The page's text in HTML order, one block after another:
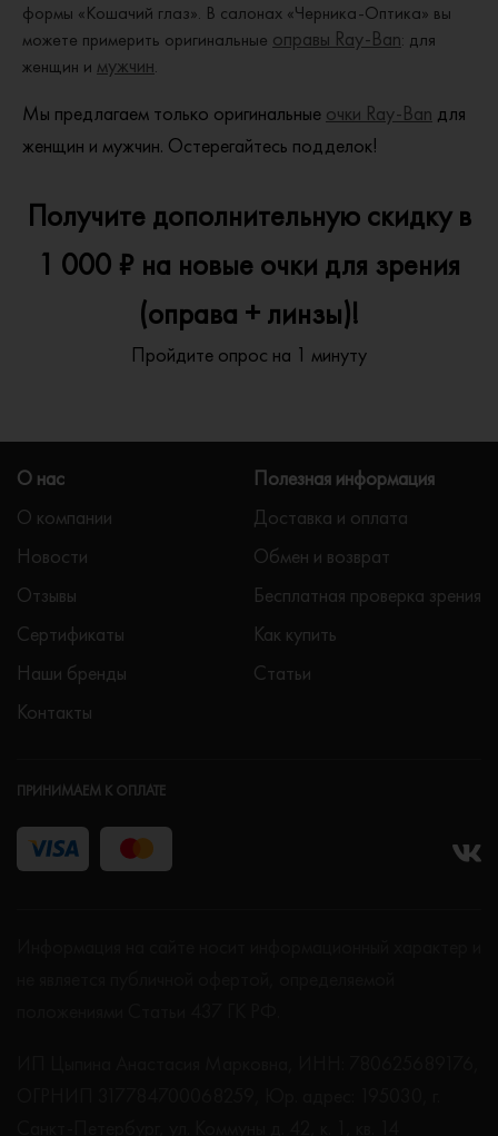
формы «Кошачий глаз». В салонах «Черника-Оптика» вы
можете примерить оригинальные оправы Ray-Ban: для
женщин и мужчин.
Мы предлагаем только оригинальные очки Ray-Ban для
женщин и мужчин. Остерегайтесь подделок!
Получите дополнительную скидку в
1 000 ₽ на новые очки для зрения
(оправа + линзы)!
Пройдите опрос на 1 минуту
О нас
О компании
Новости
Отзывы
Сертификаты
Наши бренды
Контакты
Полезная информация
Доставка и оплата
Обмен и возврат
Бесплатная проверка зрения
Как купить
Статьи
ПРИНИМАЕМ К ОПЛАТЕ